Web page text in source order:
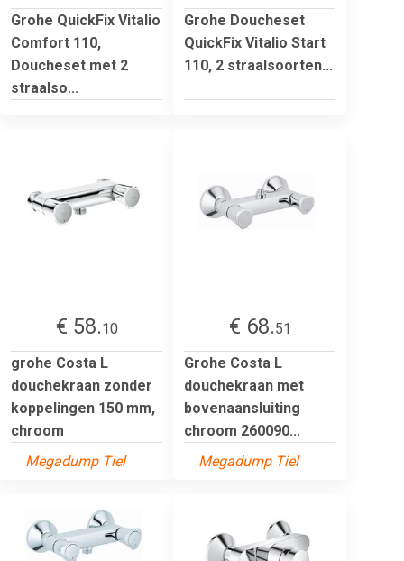
Grohe QuickFix Vitalio
Comfort 110,
Doucheset met 2
straalso...
Grohe Doucheset
QuickFix Vitalio Start
110, 2 straalsoorten...
€ 58.10
grohe Costa L
douchekraan zonder
koppelingen 150 mm,
chroom
Megadump Tiel
€ 68.51
Grohe Costa L
douchekraan met
bovenaansluiting
chroom 260090...
Megadump Tiel